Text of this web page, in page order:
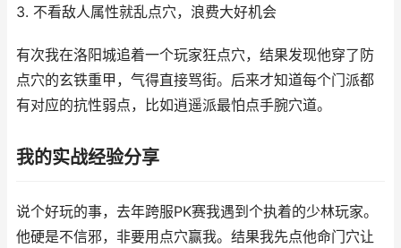
3. 不看敌人属性就乱点穴，浪费大好机会
有次我在洛阳城追着一个玩家狂点穴，结果发现他穿了防
点穴的玄铁重甲，气得直接骂街。后来才知道每个门派都
有对应的抗性弱点，比如逍遥派最怕点手腕穴道。
我的实战经验分享
说个好玩的事，去年跨服PK赛我遇到个执着的少林玩家。
他硬是不信邪，非要用点穴赢我。结果我先点他命门穴让